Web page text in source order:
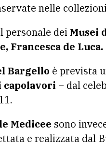
nelle
personale dei Musei
Francesca de Luca.
Bargello è prevista
capolavori – dal
Medicee sono
e realizzata dal